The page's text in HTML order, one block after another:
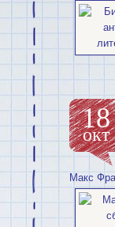
18
окт
Макс